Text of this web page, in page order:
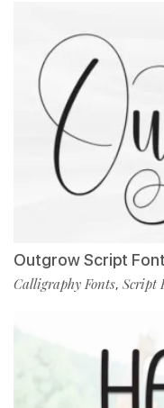
Outgrow Script Font
Calligraphy Fonts, Script